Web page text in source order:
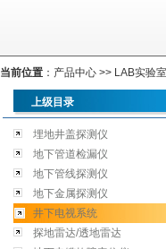
当前位置 ： 产品中心 >> LAB实验
上级目录
埋地井盖探测仪
地下管道检漏仪
地下管线探测仪
地下金属探测仪
井下电视系统
探地雷达/透地雷达